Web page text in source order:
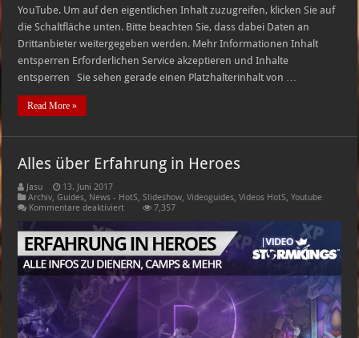
YouTube. Um auf den eigentlichen Inhalt zuzugreifen, klicken Sie auf
die Schaltfläche unten. Bitte beachten Sie, dass dabei Daten an
Drittanbieter weitergegeben werden. Mehr Informationen Inhalt
entsperren Erforderlichen Service akzeptieren und Inhalte
entsperren Sie sehen gerade einen Platzhalterinhalt von …
Read More »
Alles über Erfahrung in Heroes
Jasu
13. Juni 2017
Archiv,Guides, News - HotS,Slideshow,Videoguides,Videos HotS,Youtube
Kommentare deaktiviertfür
Erfahrung
in
Heroes
7,357